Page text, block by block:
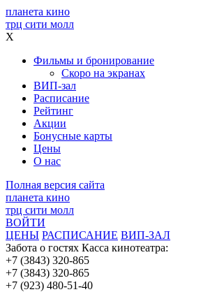
планета кино
трц сити молл
X
Фильмы и бронирование
Скоро на экранах
ВИП-зал
Расписание
Рейтинг
Акции
Бонусные карты
Цены
О нас
Полная версия сайта
планета кино
трц сити молл
ВОЙТИ
ЦЕНЫ РАСПИСАНИЕ ВИП-ЗАЛ
Забота о гостях Касса кинотеатра:
+7 (3843) 320-865
+7 (3843) 320-865
+7 (923) 480-51-40